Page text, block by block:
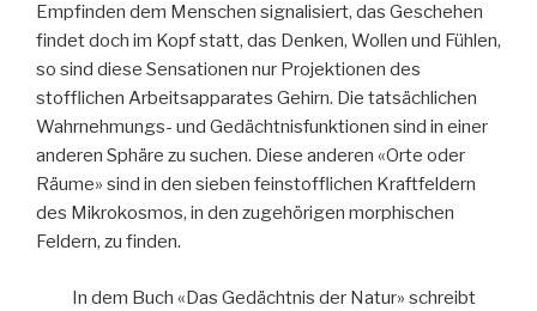
Empfinden dem Menschen signalisiert, das Geschehen
findet doch im Kopf statt, das Denken, Wollen und Fühlen,
so sind diese Sensationen nur Projektionen des
stofflichen Arbeitsapparates Gehirn. Die tatsächlichen
Wahrnehmungs- und Gedächtnisfunktionen sind in einer
anderen Sphäre zu suchen. Diese anderen «Orte oder
Räume» sind in den sieben feinstofflichen Kraftfeldern
des Mikrokosmos, in den zugehörigen morphischen
Feldern, zu finden.
In dem Buch «Das Gedächtnis der Natur» schreibt